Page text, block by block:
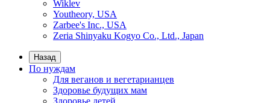
Wiklev
Youtheory, USA
Zarbee's Inc., USA
Zeria Shinyaku Kogyo Co., Ltd., Japan
Назад
По нуждам
Для веганов и вегетарианцев
Здоровье будущих мам